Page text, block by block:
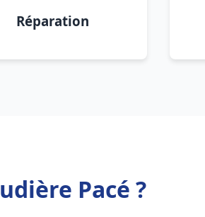
Réparation
Pacé ?